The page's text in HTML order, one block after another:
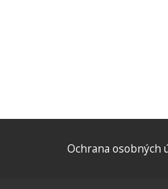
Ochrana osobných